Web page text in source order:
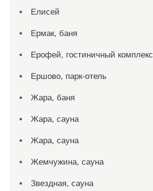
Елисей
Ермак, баня
Ерофей, гостиничный комплекс
Ершово, парк-отель
Жара, баня
Жара, сауна
Жара, сауна
Жемчужина, сауна
Звездная, сауна